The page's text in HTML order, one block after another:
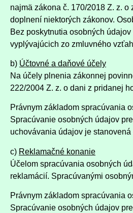
najmä zákona č. 170/2018 Z. z.
doplnení niektorých zákonov.
Bez poskytnutia osobných
vyplývajúcich zo zmluvného
b) Účtovné a daňové účely
Na účely plnenia zákonnej
222/2004 Z. z. o dani z pridanej
Právnym základom spracúvania
Spracúvanie osobných údajov
uchovávania údajov je
c) Reklamačné konanie
Účelom spracúvania osobných
reklamácií. Spracúvanými
Právnym základom spracúvania
Spracúvanie osobných údajov